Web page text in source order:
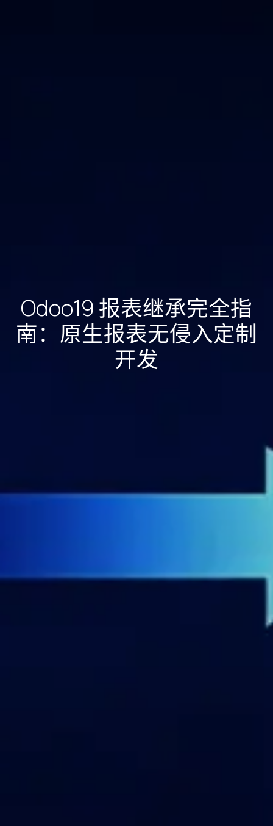
Odoo19 报表继承完全指
南：原生报表无侵入定制
开发